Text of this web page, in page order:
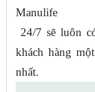
Manulife
24/7 sẽ luôn
khách hàng
nhất.